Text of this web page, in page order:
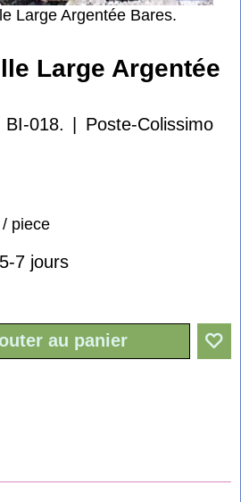
Large Argentée Bares.
Large Argentée
BI-018. Poste-Colissimo
/ piece
5-7 jours
au panier